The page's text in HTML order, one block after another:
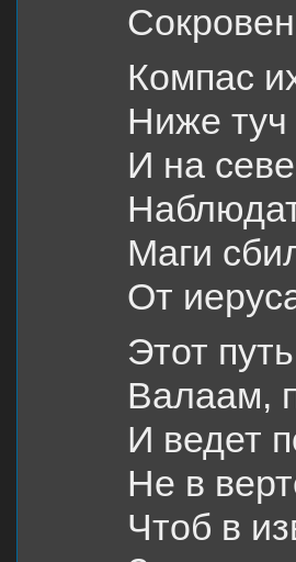
Компас
Ниже туч
И на
Маги
От
Этот
Валаам,
И ведет
Не в
Чтоб в